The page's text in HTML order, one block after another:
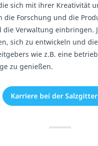
sich mit ihrer Kreativität
die Forschung und die
die Verwaltung einbringen.
sich zu entwickeln und
wie z.B. eine
zu genießen.
Karriere bei der Salzgitter